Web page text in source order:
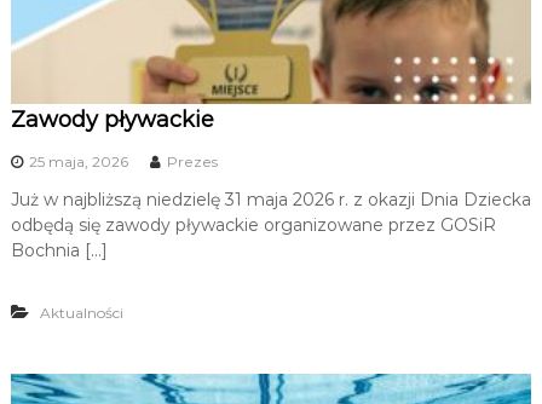
Zawody pływackie
25 maja, 2026 Prezes
Już w najbliższą niedzielę 31 maja 2026 r. z okazji Dnia Dziecka
odbędą się zawody pływackie organizowane przez GOSiR
Bochnia […]
Aktualności